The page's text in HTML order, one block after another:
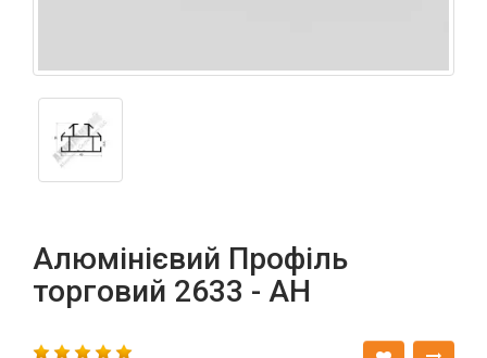
Алюмінієвий Профіль
торговий 2633 - АН